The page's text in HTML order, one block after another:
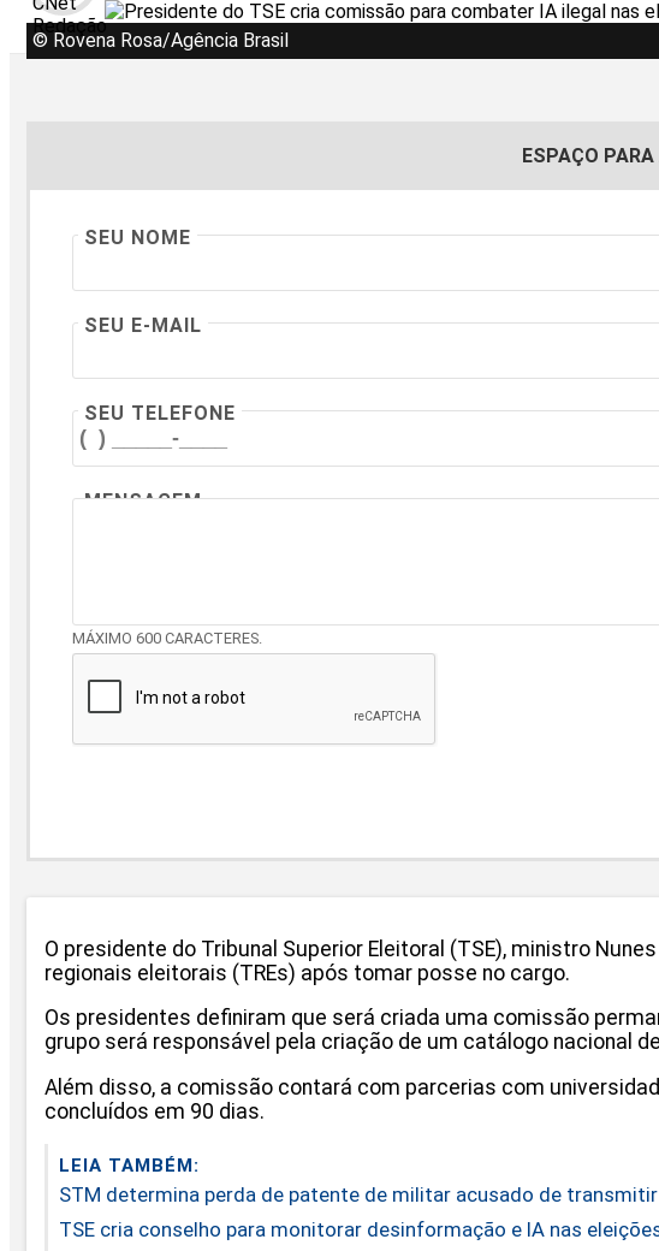
© Rovena Rosa/Agência Brasil
ESPAÇO
SEU NOME
SEU E-MAIL
SEU TELEFONE
MENSAGEM
MÁXIMO 600 CARACTERES.
O presidente do Tribunal Superior Eleitoral (TSE), ministro
regionais eleitorais (TREs) após tomar posse no cargo.
Os presidentes definiram que será criada uma comissão
grupo será responsável pela criação de um catálogo nacional
Além disso, a comissão contará com parcerias com
concluídos em 90 dias.
LEIA TAMBÉM:
STM determina perda de patente de militar acusado de transmitir
TSE cria conselho para monitorar desinformação e IA nas